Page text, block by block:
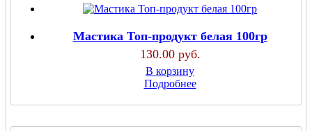
Мастика Топ-продукт белая 100гр
130.00 руб.
В корзину
Подробнее